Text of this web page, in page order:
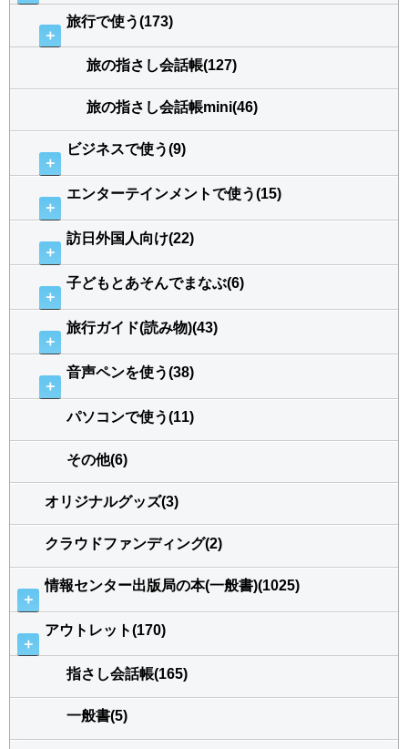
＋
旅行で使う(173)
旅の指さし会話帳(127)
旅の指さし会話帳mini(46)
＋
ビジネスで使う(9)
＋
エンターテインメントで使う(15)
＋
訪日外国人向け(22)
＋
子どもとあそんでまなぶ(6)
＋
旅行ガイド(読み物)(43)
＋
音声ペンを使う(38)
パソコンで使う(11)
その他(6)
オリジナルグッズ(3)
クラウドファンディング(2)
＋
情報センター出版局の本(一般書)(1025)
＋
アウトレット(170)
指さし会話帳(165)
一般書(5)